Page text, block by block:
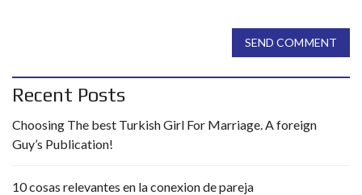
SEND COMMENT
Recent Posts
Choosing The best Turkish Girl For Marriage. A foreign
Guy’s Publication!
10 cosas relevantes en la conexion de pareja